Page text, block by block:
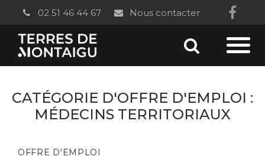
02 51 46 44 67 Nous contacter
Lien
vers
Aller
à
la
Aller
la
CATÉGORIE D'OFFRE D'EMPLOI :
MÉDECINS TERRITORIAUX
OFFRE D'EMPLOI